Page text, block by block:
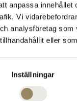
anpassa
Vi
analysföretag
eller
Inställningar